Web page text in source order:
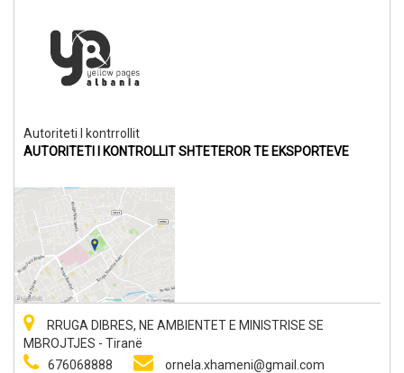
Autoriteti I kontrrollit
AUTORITETI I KONTROLLIT SHTETEROR TE EKSPORTEVE
RRUGA DIBRES, NE AMBIENTET E MINISTRISE SE
MBROJTJES - Tiranë
676068888
ornela.xhameni@gmail.com